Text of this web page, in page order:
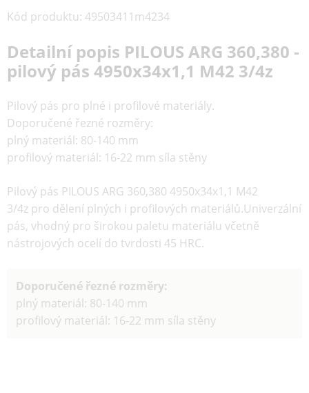
Kód produktu: 49503411m4234
Detailní popis PILOUS ARG 360,380 -
pilový pás 4950x34x1,1 M42 3/4z
Pilový pás pro plné i profilové materiály.
Doporučené řezné rozměry:
plný materiál: 80-140 mm
profilový materiál: 16-22 mm síla stěny
Pilový pás PILOUS ARG 360,380 4950x34x1,1 M42
3/4z pro dělení plných i profilových materiálů.Univerzální
pás, vhodný pro širokou paletu materiálu včetně
nástrojových ocelí do tvrdosti 45 HRC.
Doporučené řezné rozměry:
plný materiál: 80-140 mm
profilový materiál: 16-22 mm síla stěny